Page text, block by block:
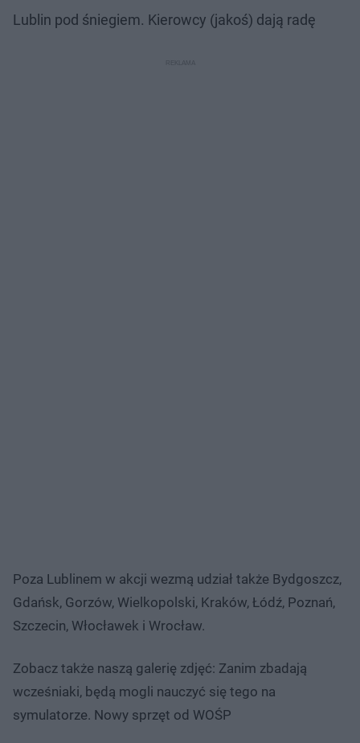
Lublin pod śniegiem. Kierowcy (jakoś) dają radę
Poza Lublinem w akcji wezmą udział także Bydgoszcz,
Gdańsk, Gorzów, Wielkopolski, Kraków, Łódź, Poznań,
Szczecin, Włocławek i Wrocław.
Zobacz także naszą galerię zdjęć: Zanim zbadają
wcześniaki, będą mogli nauczyć się tego na
symulatorze. Nowy sprzęt od WOŚP